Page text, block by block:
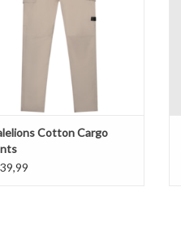
Cotton Cargo